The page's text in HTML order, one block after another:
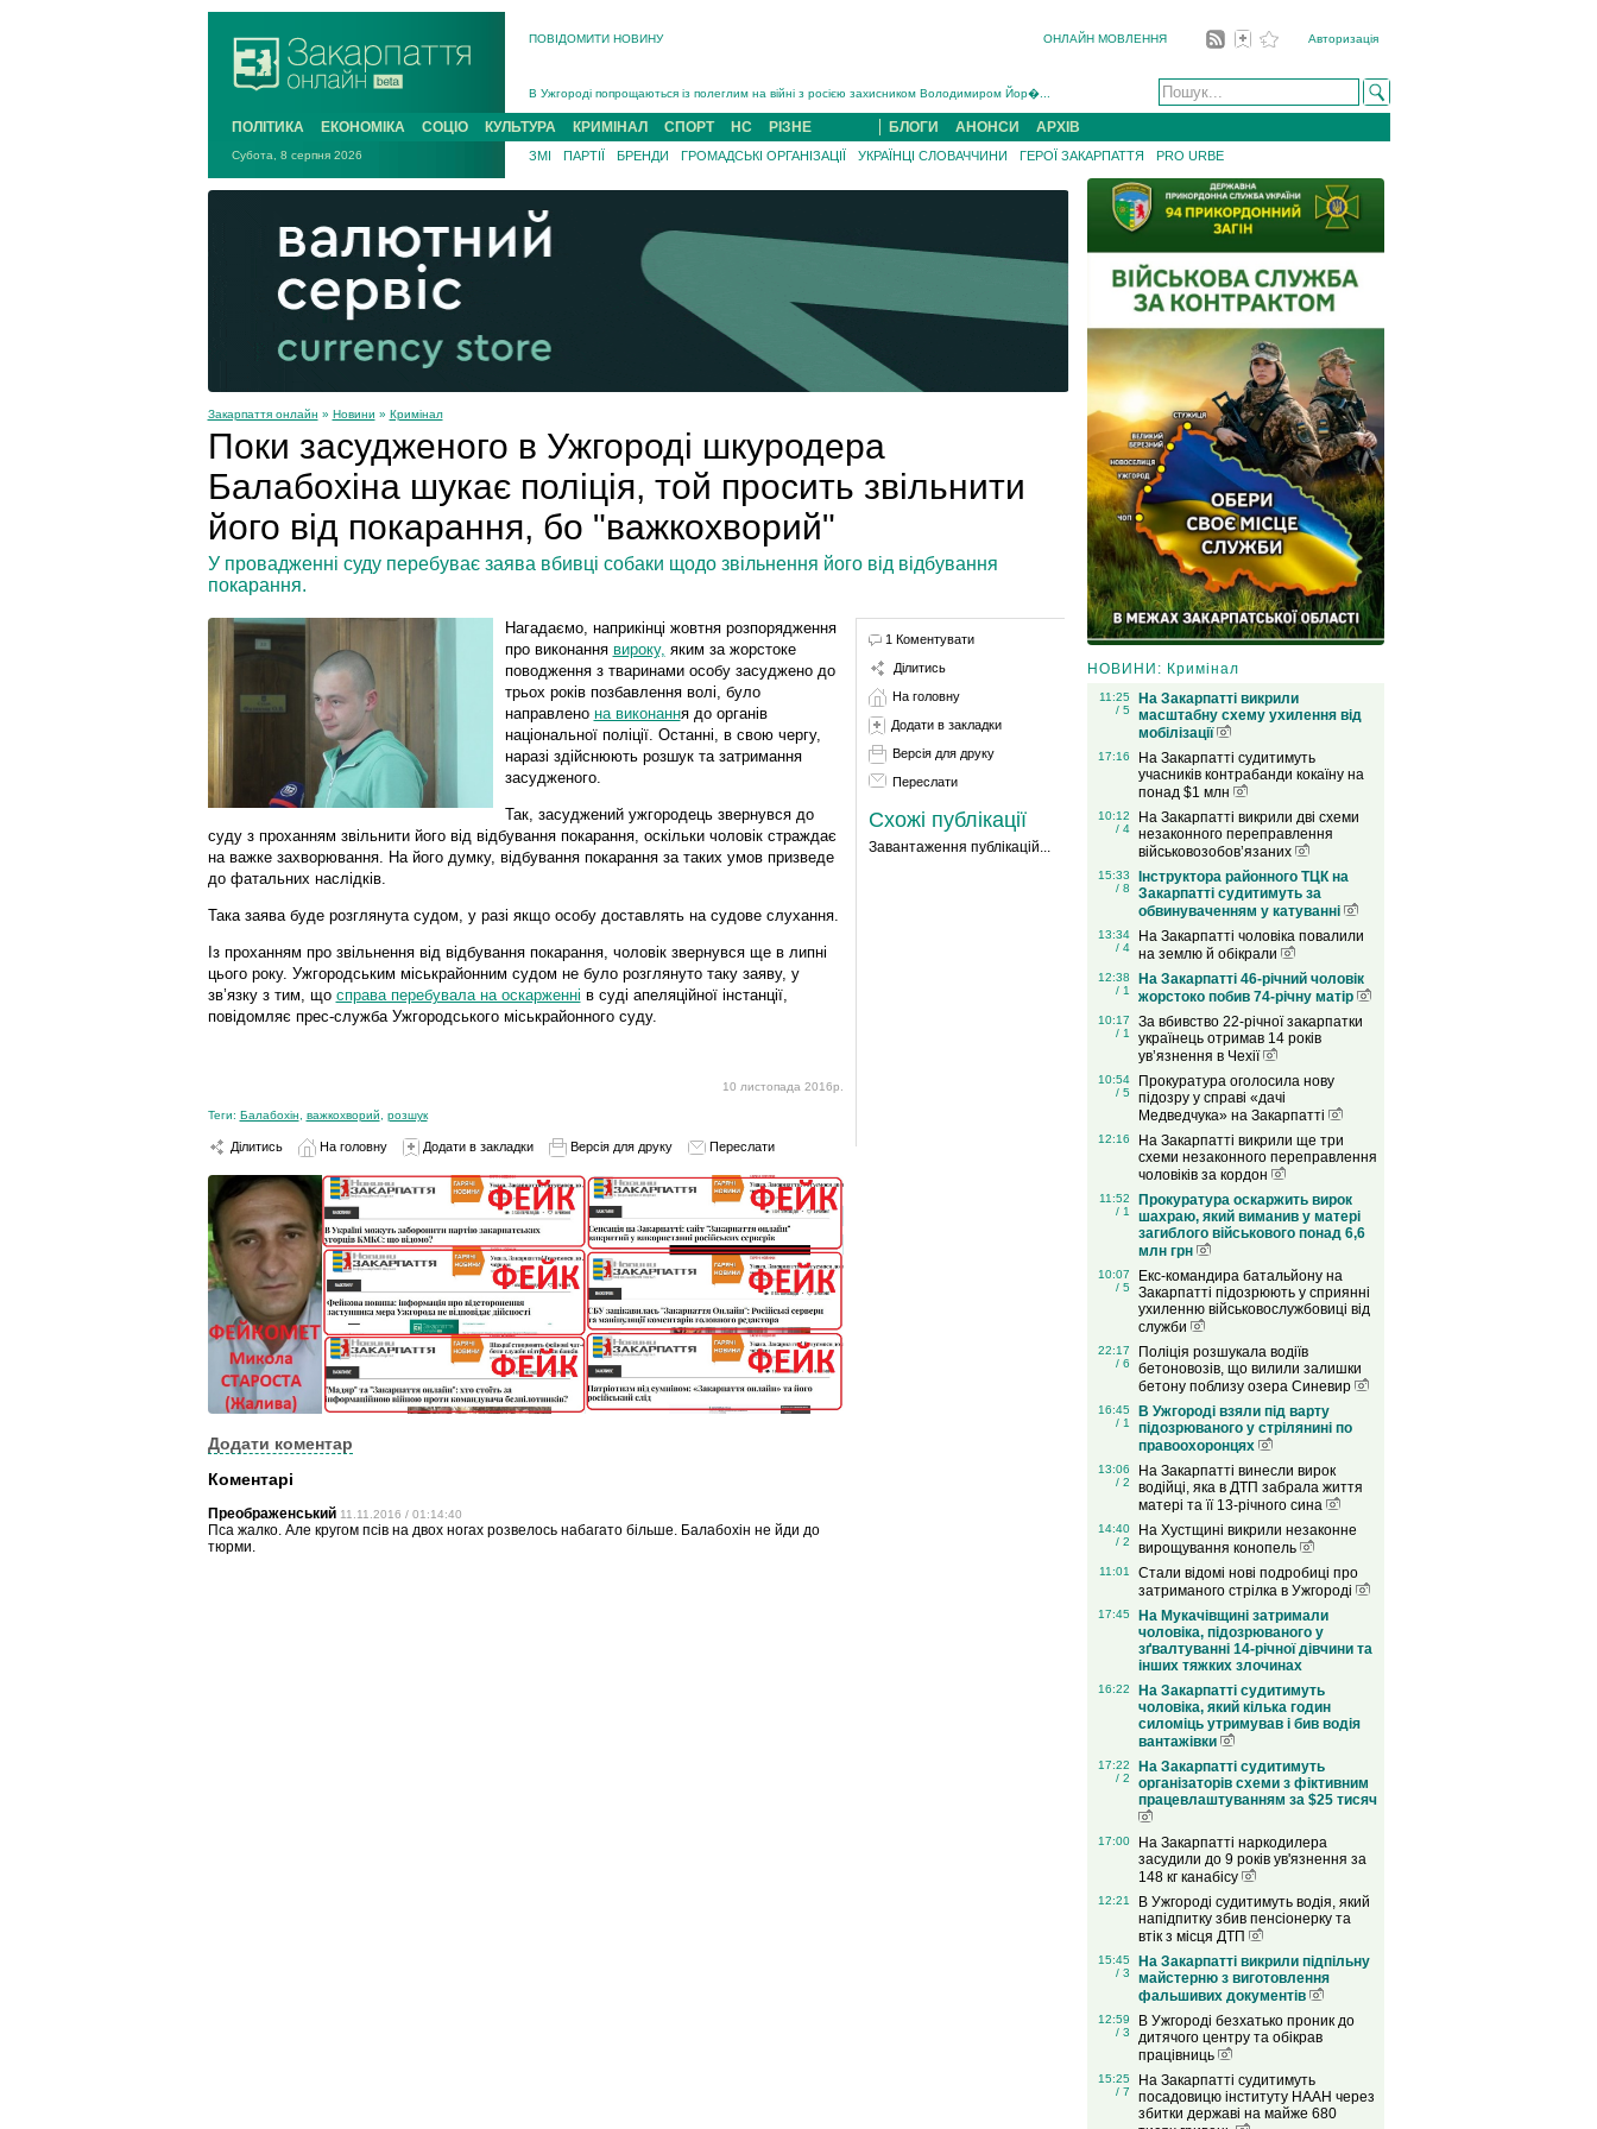
ПОВІДОМИТИ НОВИНУ ОНЛАЙН МОВЛЕННЯ Авторизація
В Ужгороді попрощаються із полеглим на війні з росією захисником Володимиром Йор�...
В Ужгороді 5 серпня попрощаються із захисником Богданом Югасом, який два роки �...
Підтвердили загибель захисника із Нанкова на Хустщині Юліана Гербея (ФОТО)[/gree...
На війні з рф поліг військовий з Виноградова Ігнат Роздяловський (ФОТО)...
На Хустщині внаслідок ДТП за участі трьох авто постраждали 13 людей (ФОТО)...
Інструктора районного ТЦК на Закарпатті судитимуть за обвинувачен...
ПОЛІТИКА ЕКОНОМІКА СОЦІО КУЛЬТУРА КРИМІНАЛ СПОРТ НС РІЗНЕ БЛОГИ АНОНСИ АРХІВ
Субота, 8 серпня 2026 ЗМІ ПАРТІЇ БРЕНДИ ГРОМАДСЬКІ ОРГАНІЗАЦІЇ УКРАЇНЦІ СЛОВАЧЧИНИ ГЕРОЇ ЗАКАРПАТТЯ PRO URBE
Закарпаття онлайн » Новини » Кримінал
Поки засудженого в Ужгороді шкуродера
Балабохіна шукає поліція, той просить звільнити
його від покарання, бо "важкохворий"
У провадженні суду перебуває заява вбивці собаки щодо звільнення його від відбування
покарання.
Нагадаємо, наприкінці жовтня розпорядження
про виконання вироку, яким за жорстоке
поводження з тваринами особу засуджено до
трьох років позбавлення волі, було
направлено на виконання до органів
національної поліції. Останні, в свою чергу,
наразі здійснюють розшук та затримання
засудженого.
Так, засуджений ужгородець звернувся до
суду з проханням звільнити його від відбування покарання, оскільки чоловік страждає
на важке захворювання. На його думку, відбування покарання за таких умов призведе
до фатальних наслідків.
Така заява буде розглянута судом, у разі якщо особу доставлять на судове слухання.
Із проханням про звільнення від відбування покарання, чоловік звернувся ще в липні
цього року. Ужгородським міськрайонним судом не було розглянуто таку заяву, у
зв’язку з тим, що справа перебувала на оскарженні в суді апеляційної інстанції,
повідомляє прес-служба Ужгородського міськрайонного суду.
10 листопада 2016р.
Теги: Балабохін важкохворий розшук
Ділитись На головну Додати в закладки Версія для друку Переслати
Додати коментар
Коментарі
Преображенський 11.11.2016 / 01:14:40
Пса жалко. Але кругом псів на двох ногах розвелось набагато більше. Балабохін не йди до
тюрми.
1 Коментувати
Ділитись
На головну
Додати в закладки
Версія для друку
Переслати
Схожі публікації
Завантаження публікацій...
НОВИНИ: Кримінал
11:25
/ 5
На Закарпатті викрили
масштабну схему ухилення від
мобілізації
17:16
На Закарпатті судитимуть
учасників контрабанди кокаїну на
понад $1 млн
10:12
/ 4
На Закарпатті викрили дві схеми
незаконного переправлення
військовозобов’язаних
15:33
/ 8
Інструктора районного ТЦК на
Закарпатті судитимуть за
обвинуваченням у катуванні
13:34
/ 4
На Закарпатті чоловіка повалили
на землю й обікрали
12:38
/ 1
На Закарпатті 46-річний чоловік
жорстоко побив 74-річну матір
10:17
/ 1
За вбивство 22-річної закарпатки
українець отримав 14 років
ув’язнення в Чехії
10:54
/ 5
Прокуратура оголосила нову
підозру у справі «дачі
Медведчука» на Закарпатті
12:16
На Закарпатті викрили ще три
схеми незаконного переправлення
чоловіків за кордон
11:52
/ 1
Прокуратура оскаржить вирок
шахраю, який виманив у матері
загиблого військового понад 6,6
млн грн
10:07
/ 5
Екс-командира батальйону на
Закарпатті підозрюють у сприянні
ухиленню військовослужбовиці від
служби
22:17
/ 6
Поліція розшукала водіїв
бетоновозів, що вилили залишки
бетону поблизу озера Синевир
16:45
/ 1
В Ужгороді взяли під варту
підозрюваного у стрілянині по
правоохоронцях
13:06
/ 2
На Закарпатті винесли вирок
водійці, яка в ДТП забрала життя
матері та її 13-річного сина
14:40
/ 2
На Хустщині викрили незаконне
вирощування конопель
11:01
Стали відомі нові подробиці про
затриманого стрілка в Ужгороді
17:45
На Мукачівщині затримали
чоловіка, підозрюваного у
зґвалтуванні 14-річної дівчини та
інших тяжких злочинах
16:22
На Закарпатті судитимуть
чоловіка, який кілька годин
силоміць утримував і бив водія
вантажівки
17:22
/ 2
На Закарпатті судитимуть
організаторів схеми з фіктивним
працевлаштуванням за $25 тисяч
17:00
На Закарпатті наркодилера
засудили до 9 років ув'язнення за
148 кг канабісу
12:21
В Ужгороді судитимуть водія, який
напідпитку збив пенсіонерку та
втік з місця ДТП
15:45
/ 3
На Закарпатті викрили підпільну
майстерню з виготовлення
фальшивих документів
12:59
/ 3
В Ужгороді безхатько проник до
дитячого центру та обікрав
працівниць
15:25
/ 7
На Закарпатті судитимуть
посадовицю інституту НААН через
збитки державі на майже 680